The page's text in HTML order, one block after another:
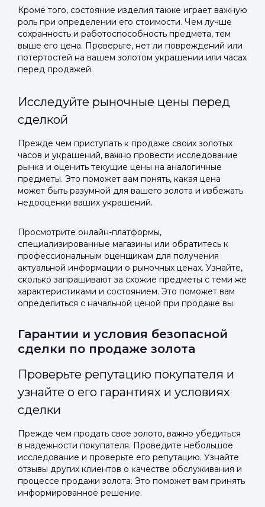
Кроме того, состояние изделия также играет важную
роль при определении его стоимости. Чем лучше
сохранность и работоспособность предмета, тем
выше его цена. Проверьте, нет ли повреждений или
потертостей на вашем золотом украшении или часах
перед продажей.
Исследуйте рыночные цены перед
сделкой
Прежде чем приступать к продаже своих золотых
часов и украшений, важно провести исследование
рынка и оценить текущие цены на аналогичные
предметы. Это поможет вам понять, какая цена
может быть разумной для вашего золота и избежать
недооценки ваших украшений.
Просмотрите онлайн-платформы,
специализированные магазины или обратитесь к
профессиональным оценщикам для получения
актуальной информации о рыночных ценах. Узнайте,
сколько запрашивают за схожие предметы с теми же
характеристиками и состоянием. Это поможет вам
определиться с начальной ценой при продаже вы.
Гарантии и условия безопасной
сделки по продаже золота
Проверьте репутацию покупателя и
узнайте о его гарантиях и условиях
сделки
Прежде чем продать свое золото, важно убедиться
в надежности покупателя. Проведите небольшое
исследование и проверьте его репутацию. Узнайте
отзывы других клиентов о качестве обслуживания и
процессе продажи золота. Это поможет вам принять
информированное решение.